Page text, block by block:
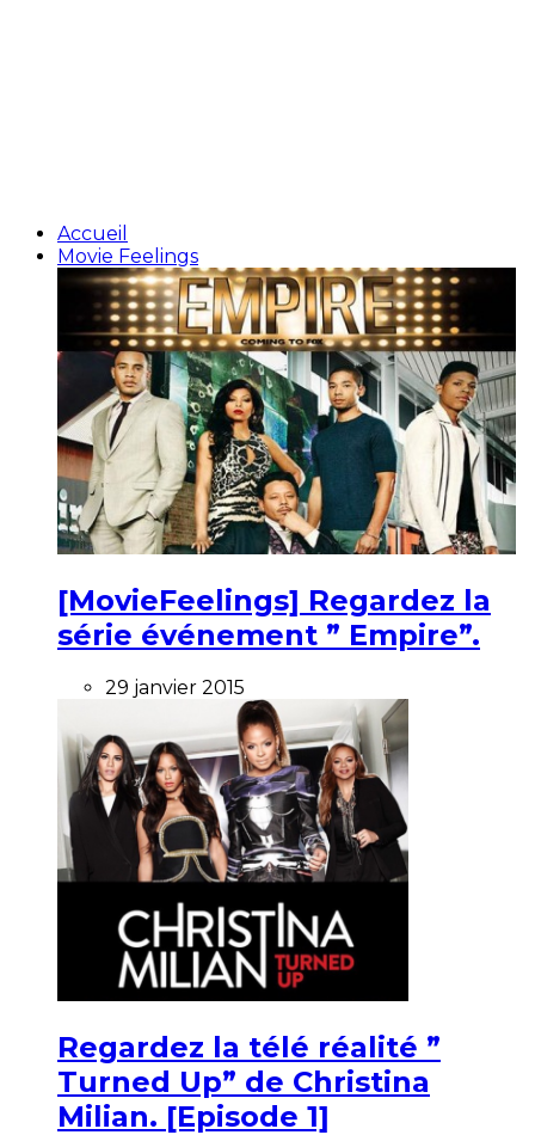
Accueil
Movie Feelings
[MovieFeelings] Regardez la
série événement ” Empire”.
29 janvier 2015
Regardez la télé réalité ”
Turned Up” de Christina
Milian. [Episode 1]